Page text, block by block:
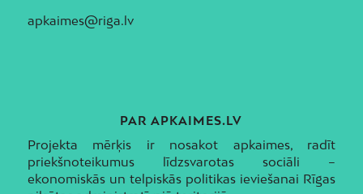
apkaimes@riga.lv
PAR APKAIMES.LV
Projekta mērķis ir nosakot apkaimes, radīt
priekšnoteikumus līdzsvarotas sociāli –
ekonomiskās un telpiskās politikas ieviešanai Rīgas